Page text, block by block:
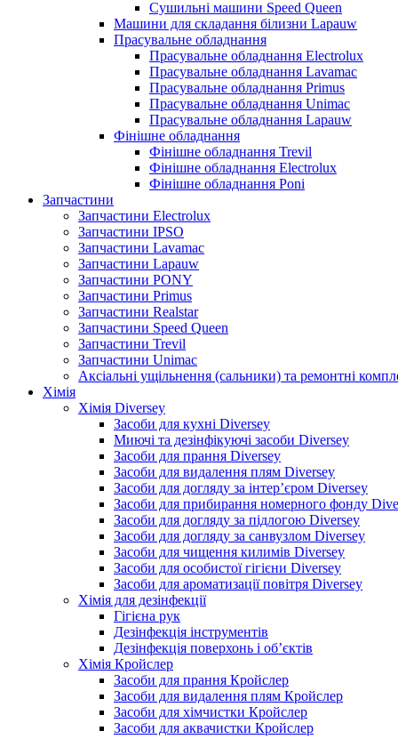
Сушильні машини Speed Queen
Машини для складання білизни Lapauw
Прасувальне обладнання
Прасувальне обладнання Electrolux
Прасувальне обладнання Lavamac
Прасувальне обладнання Primus
Прасувальне обладнання Unimac
Прасувальне обладнання Lapauw
Фінішне обладнання
Фінішне обладнання Trevil
Фінішне обладнання Electrolux
Фінішне обладнання Poni
Запчастини
Запчастини Electrolux
Запчастини IPSO
Запчастини Lavamac
Запчастини Lapauw
Запчастини PONY
Запчастини Primus
Запчастини Realstar
Запчастини Speed Queen
Запчастини Trevil
Запчастини Unimac
Аксіальні ущільнення (сальники) та ремонтні
Хімія
Хімія Diversey
Засоби для кухні Diversey
Миючі та дезінфікуючі засоби Diversey
Засоби для прання Diversey
Засоби для видалення плям Diversey
Засоби для догляду за інтер’єром Diversey
Засоби для прибирання номерного фонду
Засоби для догляду за підлогою Diversey
Засоби для догляду за санвузлом Diversey
Засоби для чищення килимів Diversey
Засоби для особистої гігієни Diversey
Засоби для ароматизації повітря Diversey
Хімія для дезінфекції
Гігієна рук
Дезінфекція інструментів
Дезінфекція поверхонь і об’єктів
Хімія Кройслер
Засоби для прання Кройслер
Засоби для видалення плям Кройслер
Засоби для хімчистки Кройслер
Засоби для аквачистки Кройслер